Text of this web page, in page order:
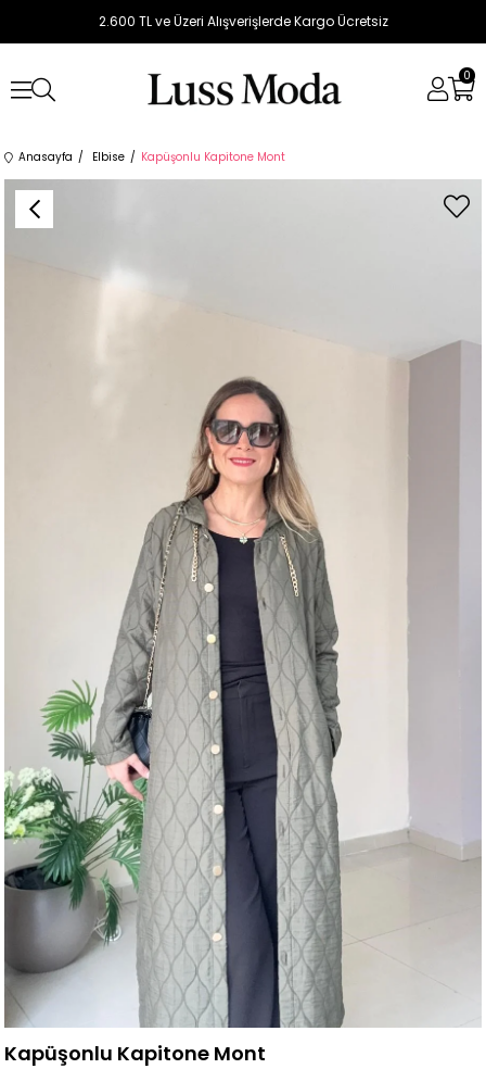
2.600 TL ve Üzeri Alışverişlerde Kargo Ücretsiz
0
Anasayfa Elbise Kapüşonlu Kapitone Mont
Kapüşonlu Kapitone Mont